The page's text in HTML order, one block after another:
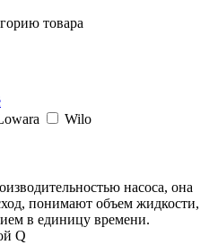
товара
Wilo
насоса, она
понимают объем жидкости,
в единицу времени.
Q